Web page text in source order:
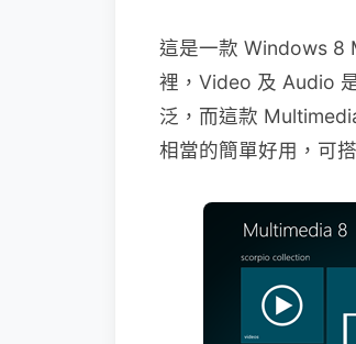
這是一款 Windows 8
裡，Video 及 Audio
泛，而這款
相當的簡單好用，可